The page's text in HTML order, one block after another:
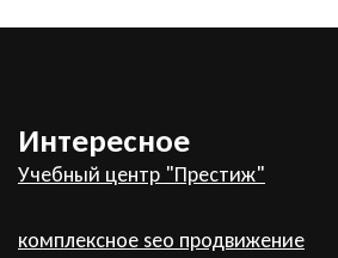
Интересное
Учебный центр "Престиж"
комплексное seo продвижение